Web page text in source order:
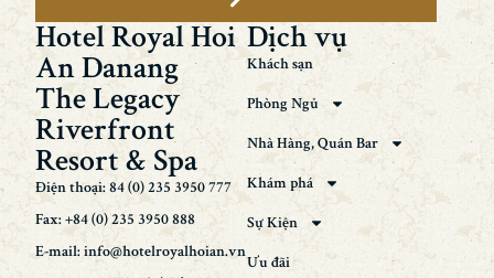
Hotel Royal Hoi
An Danang
The Legacy
Riverfront
Resort & Spa
Điện thoại: 84 (0) 235 3950 777
Fax: +84 (0) 235 3950 888
E-mail: info@hotelroyalhoian.vn
Dịch vụ
Khách sạn
Phòng Ngủ
Nhà Hàng, Quán Bar
Khám phá
Sự Kiện
Ưu đãi